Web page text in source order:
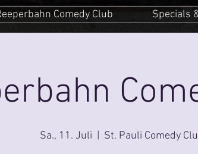
Comedy Club Specials
Sa., 11. Juli St. Pauli Comedy